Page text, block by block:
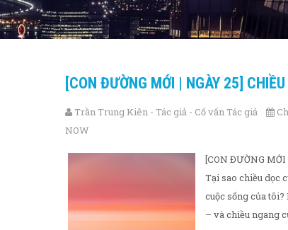
[CON ĐƯỜNG MỚI | NGÀY 25]
Trần Trung Kiên - Tác giả - Cố vấn Tác giả
NOW
[CON ĐƯỜNG
Tại sao chiều dọc
cuộc sống của
– và chiều ngang